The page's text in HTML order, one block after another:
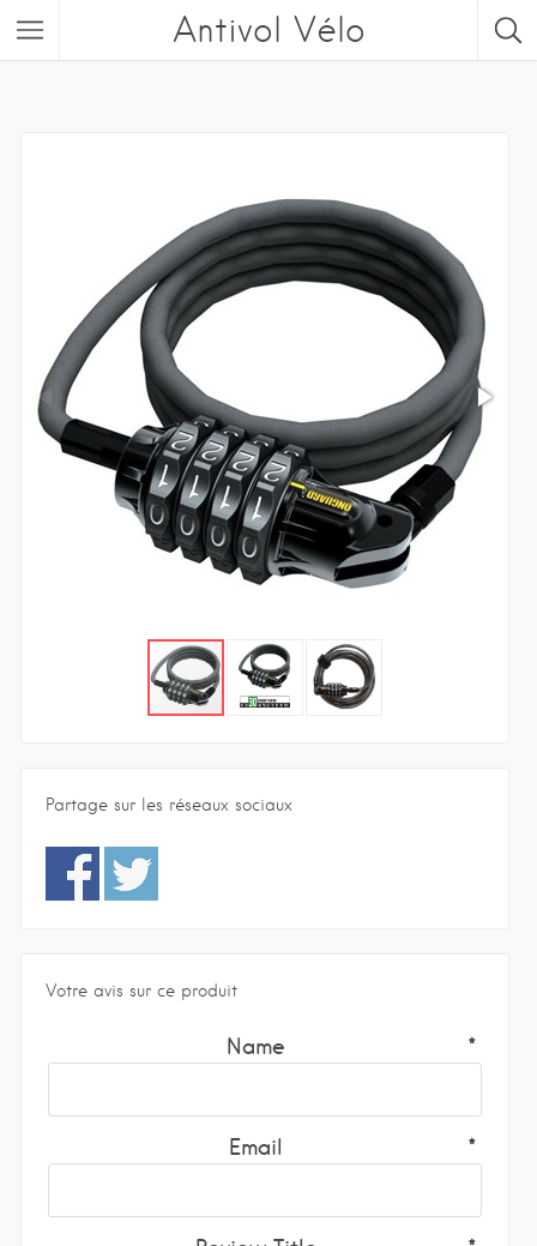
Antivol Vélo
Partage sur les réseaux sociaux
Votre avis sur ce produit
Name
Email